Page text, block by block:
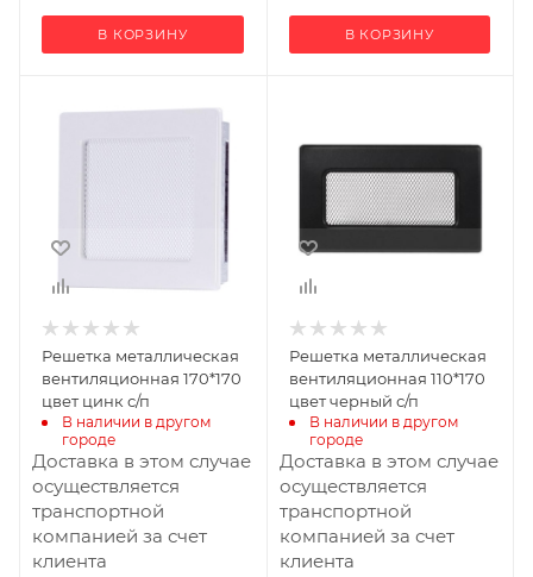
В КОРЗИНУ В КОРЗИНУ
Высота, мм
Решетка металлическая
вентиляционная 170*170
цвет цинк с/п
В наличии в другом
городе
Доставка в этом случае
осуществляется
транспортной
компанией за счет
клиента
Высота, мм
Решетка металлическая
вентиляционная 110*170
цвет черный с/п
В наличии в другом
городе
Доставка в этом случае
осуществляется
транспортной
компанией за счет
клиента